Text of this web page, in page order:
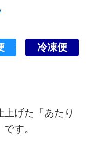
冷凍便
上げた「あたり
す。